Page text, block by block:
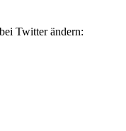
Twitter ändern: